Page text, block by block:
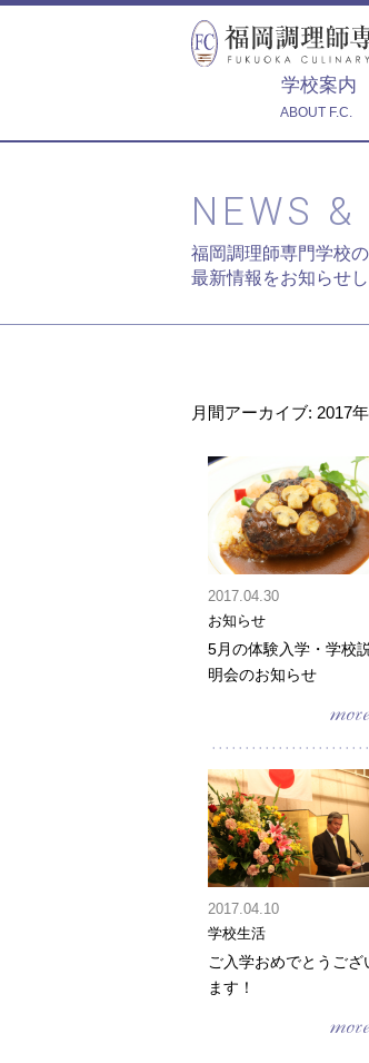
学校案内
ABOUT F.C.
NEWS
福岡調理師専門学校の
最新情報をお知らせし
月間アーカイブ: 2017
2017.04.30
お知らせ
5月の体験入学・学校説
明会のお知らせ
2017.04.10
学校生活
ご入学おめでとうござ
ます！